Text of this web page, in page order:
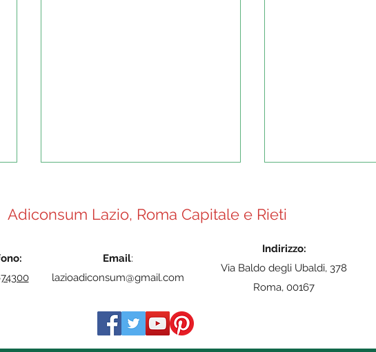
proposte di Adiconsum al
Governo
Adiconsum Lazio, Roma Capitale e Rieti
Email:
lazioadiconsum@gmail.com
Indirizzo:
Via Baldo degli Ubaldi, 378
Roma, 00167